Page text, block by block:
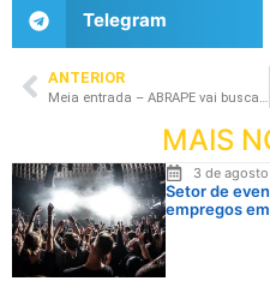
Telegram
ANTERIOR
Meia entrada – ABRAPE vai buscar ressarcimento para seus associados
MAIS
3 de
Setor de
empregos